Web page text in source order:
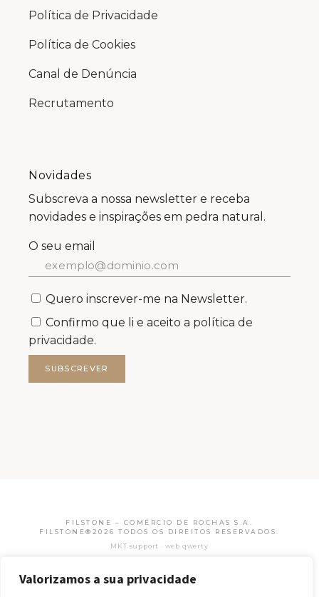
Valorizamos a sua privacidade
Política de Privacidade
Política de Cookies
Canal de Denúncia
Recrutamento
Novidades
Subscreva a nossa newsletter e receba
novidades e inspirações em pedra natural.
O seu email
Quero inscrever-me na Newsletter.
Confirmo que li e aceito a política de
privacidade.
SUBSCREVER
FILSTONE – COMÉRCIO DE ROCHAS S.A.
FILSTONE®2026 TODOS OS DIREITOS RESERVADOS.
MKT support · web qwerty